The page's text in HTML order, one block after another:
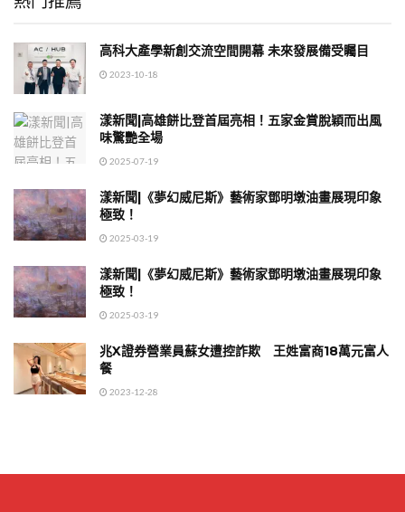
高科大產學新創交流空間開幕 未來發展備受矚目
2023-10-18
漾新聞|高雄餅比登首屆亮相！五家金賞脫穎而出風
味驚艷全場
2025-07-19
漾新聞|《夢幻威尼斯》藝術家鄧明墩油畫展現印象
極致！
2025-03-19
漾新聞|《夢幻威尼斯》藝術家鄧明墩油畫展現印象
極致！
2025-03-19
兆X證券營業員蘇女遭控詐欺 王姓富商18萬元富人
餐
2023-12-28